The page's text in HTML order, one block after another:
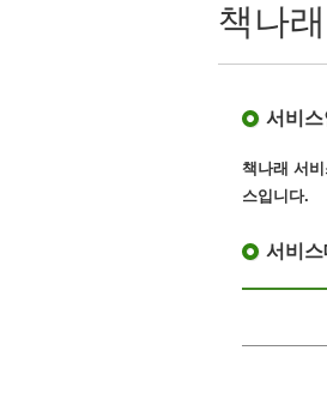
책나
서비스
책나래 서
스입니다.
서비